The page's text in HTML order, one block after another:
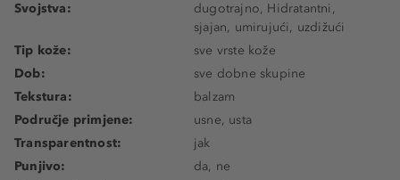
Svojstva:
dugotrajno, Hidratantni,
sjajan, umirujući, uzdižući
Tip kože:
sve vrste kože
Dob:
sve dobne skupine
Tekstura:
balzam
Područje primjene:
usne, usta
Transparentnost:
jak
Punjivo:
da, ne